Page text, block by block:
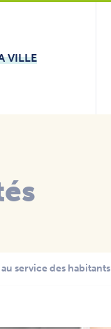
VILLE
service des habitants